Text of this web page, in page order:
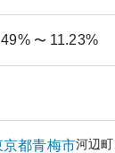
% 〜 11.23%
京都青梅市河辺町